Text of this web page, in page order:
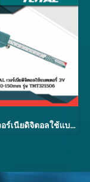
TOTAL เวอร์เนียดิจิตอลใช้แบตเตอรี่ 3V รุ่น TMT32XXX6